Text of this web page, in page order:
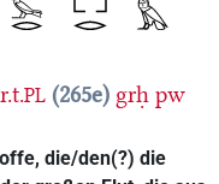
PL 265e grḥ pw
die/den(?) die